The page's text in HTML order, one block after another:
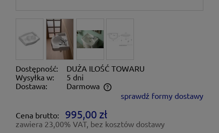
Dostępność:
DUŻA ILOŚĆ TOWARU
Wysyłka w:
5 dni
Dostawa:
Darmowa
Cena nie zawiera ewentualnych kosztów płatności
sprawdź formy dostawy
Cena brutto:
995,00 zł
zawiera 23,00% VAT, bez kosztów dostawy